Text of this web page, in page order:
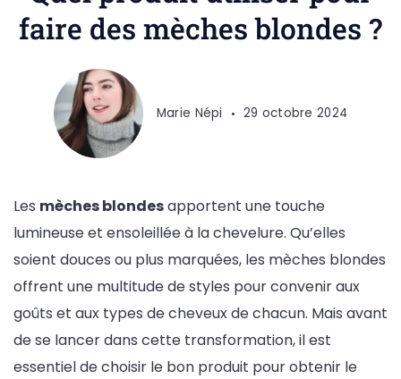
faire des mèches blondes ?
Marie Népi 29 octobre 2024
Les mèches blondesapportent une touche
lumineuse et ensoleillée à la chevelure. Qu’elles
soient douces ou plus marquées, les mèches blondes
offrent une multitude de styles pour convenir aux
goûts et aux types de cheveux de chacun. Mais avant
de se lancer dans cette transformation, il est
essentiel de choisir le bon produit pour obtenir le